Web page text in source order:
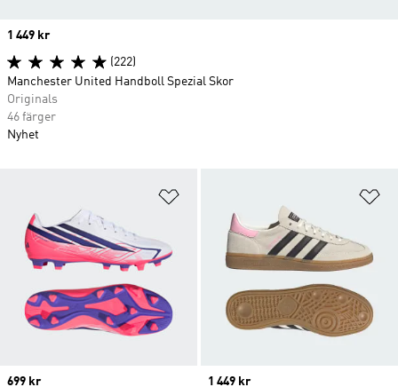
Price
699 kr
Price
1 449 kr
Price
1 449 kr
(222)
Manchester United Handboll Spezial Skor
Originals
46 färger
Nyhet